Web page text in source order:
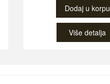
Dodaj u korpu
Više detalja